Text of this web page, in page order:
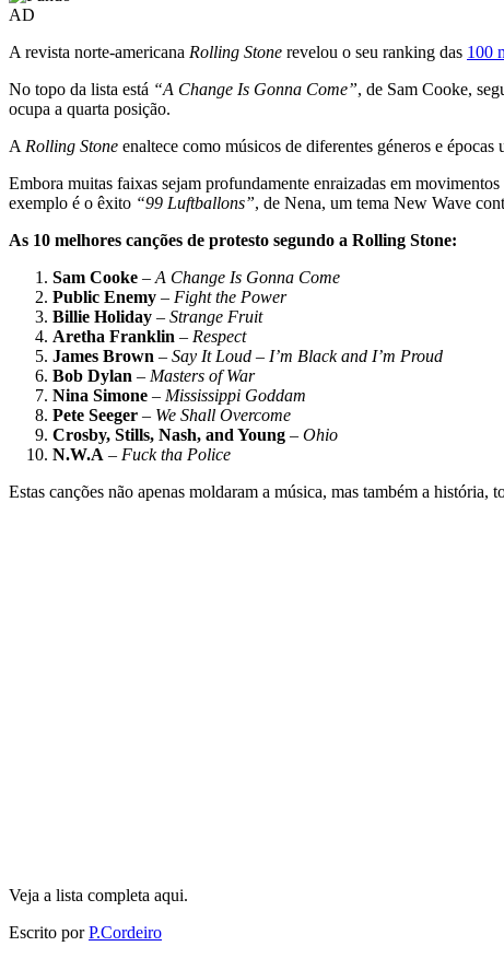
AD
A revista norte-americana Rolling Stone revelou o seu ranking das 100
No topo da lista está “A Change Is Gonna Come”, de Sam Cooke,
ocupa a quarta posição.
A Rolling Stone enaltece como músicos de diferentes géneros e épocas
Embora muitas faixas sejam profundamente enraizadas em
exemplo é o êxito “99 Luftballons”, de Nena, um tema New Wave
As 10 melhores canções de protesto segundo a Rolling Stone:
Sam Cooke – A Change Is Gonna Come
Public Enemy – Fight the Power
Billie Holiday – Strange Fruit
Aretha Franklin – Respect
James Brown – Say It Loud – I’m Black and I’m Proud
Bob Dylan – Masters of War
Nina Simone – Mississippi Goddam
Pete Seeger – We Shall Overcome
Crosby, Stills, Nash, and Young – Ohio
N.W.A – Fuck tha Police
Estas canções não apenas moldaram a música, mas também a história,
Veja a lista completa aqui.
Escrito porP.Cordeiro